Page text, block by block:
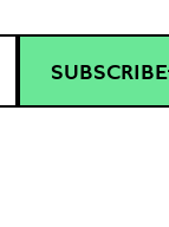
SUBSCRIBE